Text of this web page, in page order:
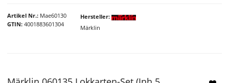
Artikel Nr. Mae60130
GTIN 4001883601304
Hersteller
Märklin